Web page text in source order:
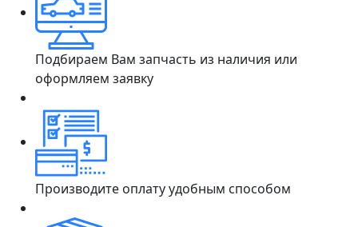
Подбираем Вам запчасть из наличия или
оформляем заявку
Производите оплату удобным способом